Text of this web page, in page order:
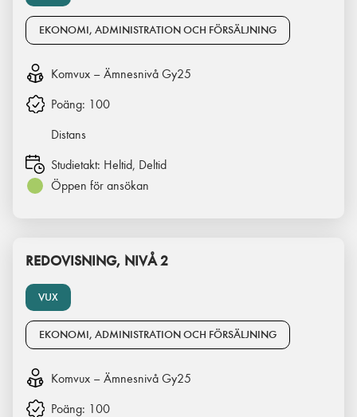
EKONOMI, ADMINISTRATION OCH FÖRSÄLJNING
Komvux – Ämnesnivå Gy25
Poäng: 100
Distans
Studietakt: Heltid, Deltid
Öppen för ansökan
VUX
REDOVISNING, NIVÅ 2
EKONOMI, ADMINISTRATION OCH FÖRSÄLJNING
Komvux – Ämnesnivå Gy25
Poäng: 100